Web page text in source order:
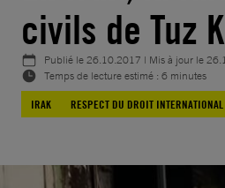
civils de Tuz
Publié le26.10.2017 | Mis à jour le
Temps de lecture estimé : 6 minutes
IRAK
RESPECT DU DROIT